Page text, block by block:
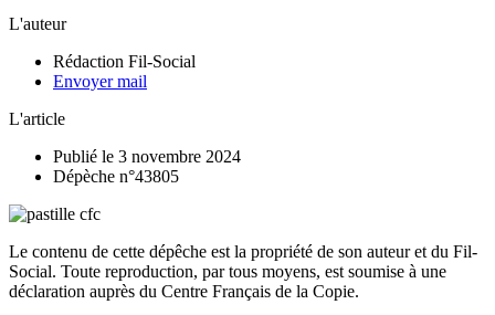
L'auteur
Rédaction Fil-Social
Envoyer mail
L'article
Publié le 3 novembre 2024
Dépèche n°43805
Le contenu de cette dépêche est la propriété de son auteur et du Fil-
Social. Toute reproduction, par tous moyens, est soumise à une
déclaration auprès du Centre Français de la Copie.